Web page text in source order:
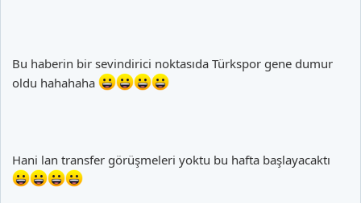
Bu haberin bir sevindirici noktasıda Türkspor gene dumur
oldu hahahaha
Hani lan transfer görüşmeleri yoktu bu hafta başlayacaktı